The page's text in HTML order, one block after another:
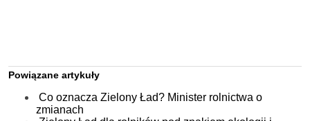
Powiązane artykuły
Co oznacza Zielony Ład? Minister rolnictwa o
zmianach